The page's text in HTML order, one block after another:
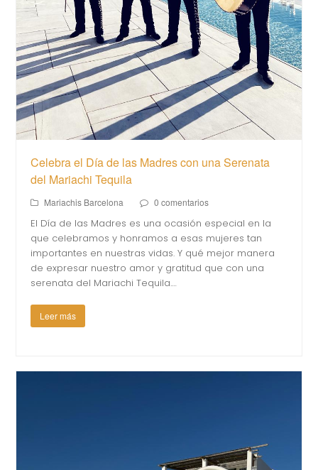
Celebra el Día de las Madres con una Serenata
del Mariachi Tequila
Mariachis Barcelona 0 comentarios
El Día de las Madres es una ocasión especial en la
que celebramos y honramos a esas mujeres tan
importantes en nuestras vidas. Y qué mejor manera
de expresar nuestro amor y gratitud que con una
serenata del Mariachi Tequila.…
Leer más